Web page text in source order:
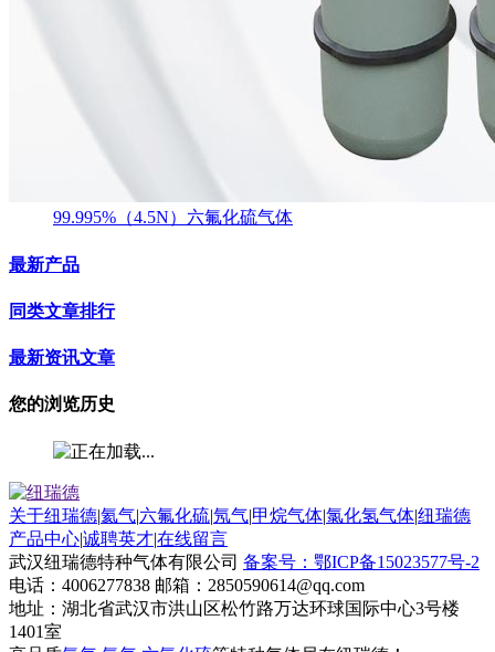
99.995%（4.5N）六氟化硫气体
最新产品
同类文章排行
最新资讯文章
您的浏览历史
关于纽瑞德|氦气|六氟化硫|氖气|甲烷气体|氯化氢气体|纽瑞德
产品中心|诚聘英才|在线留言
武汉纽瑞德特种气体有限公司 备案号：鄂ICP备15023577号-2
电话：4006277838 邮箱：2850590614@qq.com
地址：湖北省武汉市洪山区松竹路万达环球国际中心3号楼
1401室